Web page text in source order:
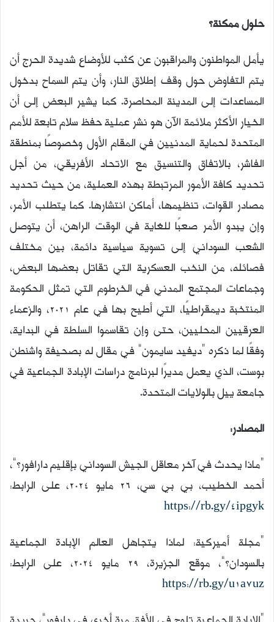
حلول ممكنة؟
يأمل المواطنون والمراقبون عن كثب للأوضاع شديدة الحرج أن
يتم التفاوض حول وقف إطلاق النار، وأن يتم السماح بدخول
المساعدات إلى المدينة المحاصرة. كما يشير البعض إلى أن
الخيار الأكثر ملائمة الآن هو نشر عملية حفظ سلام تابعة للأمم
المتحدة لحماية المدنيين في المقام الأول وخصوصًا بمنطقة
الفاشر، بالاتفاق والتنسيق مع الاتحاد الأفريقي، من أجل
تحديد كافة الأمور المرتبطة بهذه العملية، من حيث تحديد
مصادر القوات، تنظيمها، أماكن انتشارها. كما يتطلب الأمر،
وإن يبدو الأمر صعبًا للغاية في الوقت الراهن، أن يتوصل
الشعب السوداني إلى تسوية سياسية دائمة، بين مختلف
فصائله، من النخب العسكرية التي تقاتل بعضها البعض،
وجماعات المجتمع المدني في الخرطوم التي تمثل الحكومة
المنتخبة ديمقراطيًا، التي أطيح بها في عام 2021، والزعماء
العرقيين المحليين، حتى وإن تقاسموا السلطة في البداية،
وفقًا لما ذكره “ديفيد سايمون” في مقال له بصحيفة واشنطن
بوست، الذي يعمل مديرًا لبرنامج دراسات الإبادة الجماعية في
جامعة ييل بالولايات المتحدة.
المصادر:
“ماذا يحدث في آخر معاقل الجيش السوداني بإقليم دارافور؟”،
أحمد الخطيب، بي بي سي، 26 مايو 2024، على الرابط:
https://rb.gy/4ipgyk
“مجلة أميركية: لماذا يتجاهل العالم الإبادة الجماعية
بالسودان؟”، موقع الجزيرة، 29 مايو 2024، على الرابط:
https://rb.gy/u1a7uz